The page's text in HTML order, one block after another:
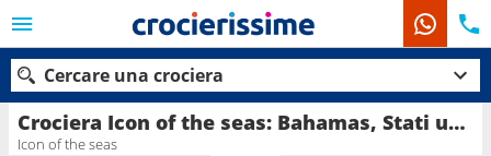
Crociera Icon of the seas: Bahamas, Stati uniti, Saint Martin in partenza da Miami
Icon of the seas
Cercare una crociera